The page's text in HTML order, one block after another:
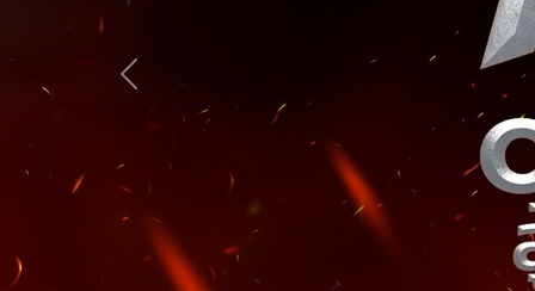
Previous